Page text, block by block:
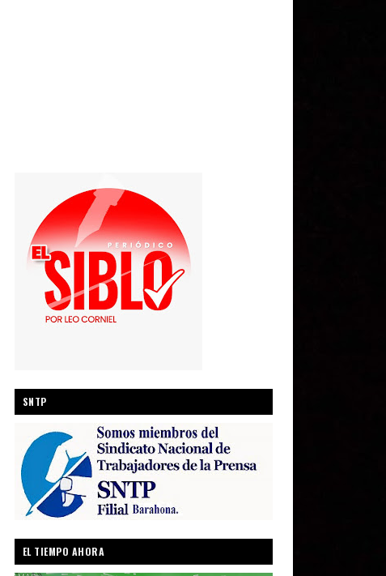
SNTP
EL TIEMPO AHORA